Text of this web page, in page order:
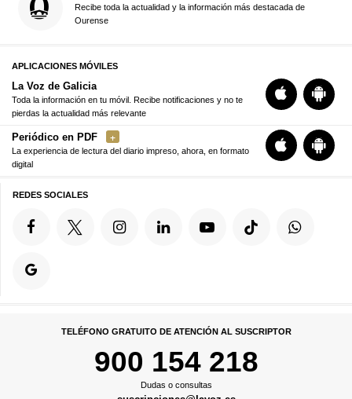
Recibe toda la actualidad y la información más destacada de
Ourense
APLICACIONES MÓVILES
La Voz de Galicia
Toda la información en tu móvil. Recibe notificaciones y no te
pierdas la actualidad más relevante
Periódico en PDF
La experiencia de lectura del diario impreso, ahora, en formato
digital
REDES SOCIALES
TELÉFONO GRATUITO DE ATENCIÓN AL SUSCRIPTOR
900 154 218
Dudas o consultas